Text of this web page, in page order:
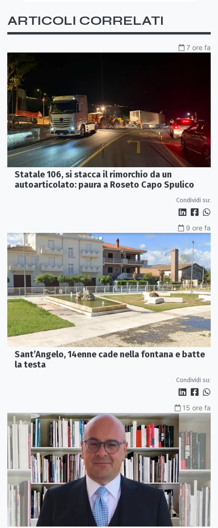
ARTICOLI CORRELATI
7 ore fa
Statale 106, si stacca il rimorchio da un
autoarticolato: paura a Roseto Capo Spulico
Condividi su:
9 ore fa
Sant’Angelo, 14enne cade nella fontana e batte
la testa
Condividi su:
15 ore fa